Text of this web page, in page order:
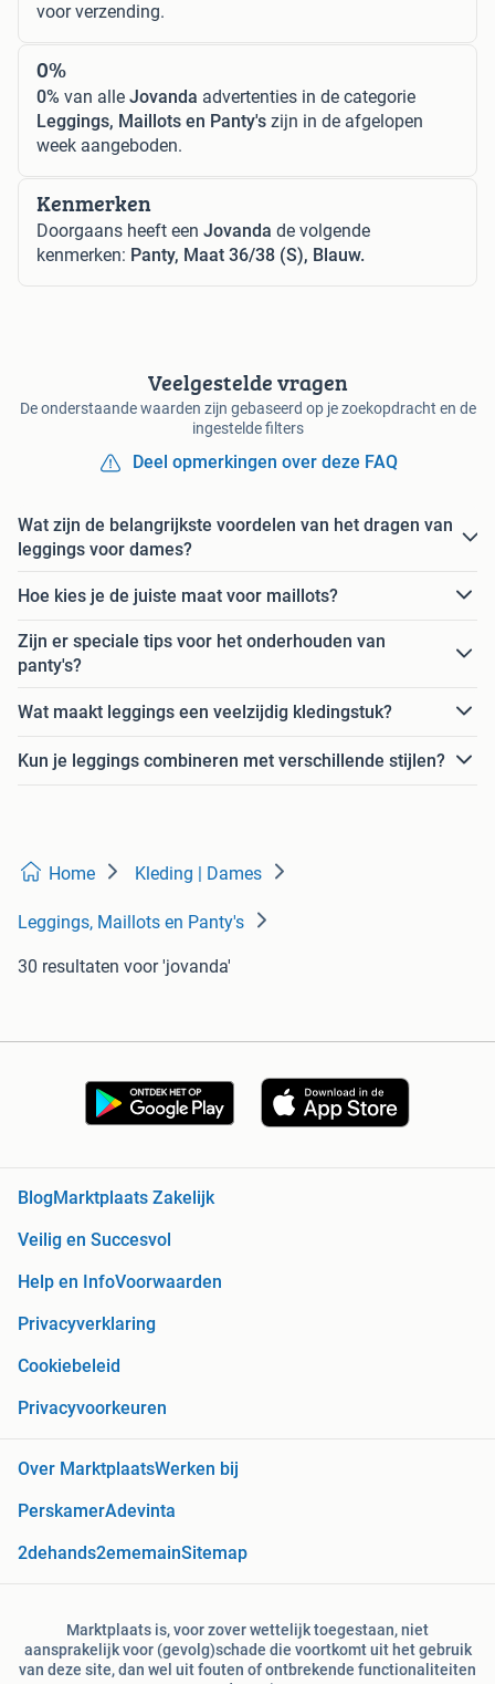
voor verzending.
0%
0% van alle Jovanda advertenties in de categorie
Leggings, Maillots en Panty's zijn in de afgelopen
week aangeboden.
Kenmerken
Doorgaans heeft een Jovanda de volgende
kenmerken: Panty, Maat 36/38 (S), Blauw.
Veelgestelde vragen
De onderstaande waarden zijn gebaseerd op je zoekopdracht en de
ingestelde filters
Deel opmerkingen over deze FAQ
Wat zijn de belangrijkste voordelen van het dragen van
leggings voor dames?
Hoe kies je de juiste maat voor maillots?
Zijn er speciale tips voor het onderhouden van
panty's?
Wat maakt leggings een veelzijdig kledingstuk?
Kun je leggings combineren met verschillende stijlen?
Home Kleding | Dames
Leggings, Maillots en Panty's
30 resultaten voor 'jovanda'
Blog Marktplaats Zakelijk
Veilig en Succesvol
Help en InfoVoorwaarden
Privacyverklaring
Cookiebeleid
Privacyvoorkeuren
Over MarktplaatsWerken bij
PerskamerAdevinta
2dehands2ememainSitemap
Marktplaats is, voor zover wettelijk toegestaan, niet
aansprakelijk voor (gevolg)schade die voortkomt uit het gebruik
van deze site, dan wel uit fouten of ontbrekende functionaliteiten